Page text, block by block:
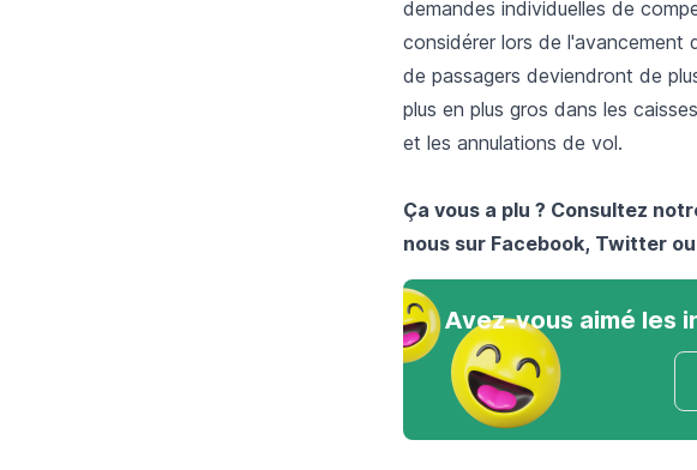
demandes individuelles de
considérer lors de l'avancement
de passagers deviendront de
plus en plus gros dans les
et les annulations de vol.
Ça vous a plu ? Consultez
nous sur Facebook, Twitter ou
Avez-vous aimé les